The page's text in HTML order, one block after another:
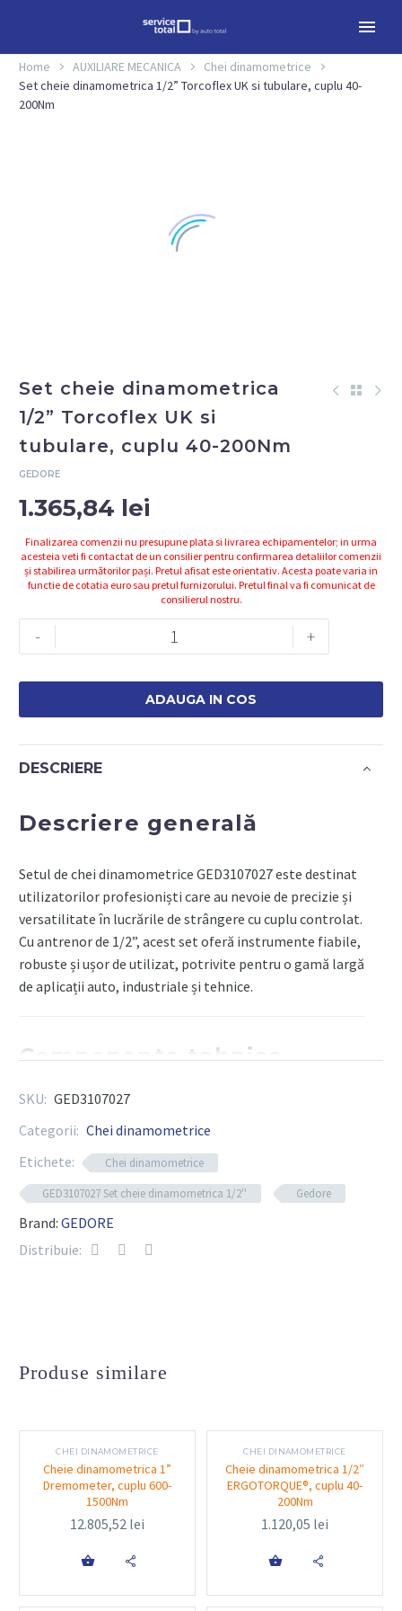
Home AUXILIARE MECANICA
Chei dinamometrice
Set cheie dinamometrica 1/2” Torcoflex UK si tubulare, cuplu 40-
200Nm
Set cheie dinamometrica
1/2” Torcoflex UK si
tubulare, cuplu 40-200Nm
GEDORE
1.365,84 lei
Finalizarea comenzii nu presupune plata si livrarea echipamentelor; in urma
acesteia veti fi contactat de un consilier pentru confirmarea detaliilor comenzii
și stabilirea următorilor pași. Pretul afisat este orientativ. Acesta poate varia in
functie de cotatia euro sau pretul furnizorului. Pretul final va fi comunicat de
consilierul nostru.
-
Cantitate
Set
1/2''
Torcoflex
UK
cuplu
200Nm
+
ADAUGA IN COS
DESCRIERE
Descriere generală
Setul de chei dinamometrice GED3107027 este destinat
utilizatorilor profesioniști care au nevoie de precizie și
versatilitate în lucrările de strângere cu cuplu controlat.
Cu antrenor de 1/2”, acest set oferă instrumente fiabile,
robuste și ușor de utilizat, potrivite pentru o gamă largă
de aplicații auto, industriale și tehnice.
Componente tehnice
Cod produs:
Marcă:GEDORE
Tip: Set chei dinamometrice
Antrenor:1/2″ (12.5 mm) pătrat
Interval cuplu:
componentele incluse în set
Ambalaj:Cutie de transport robustă, organizare
Funcționalitate și utilizare
Setul este ideal pentru:
Ateliere auto și industriale care solicită unelte
SKU: GED3107027
Categorii: Chei dinamometrice
Etichete:
Chei dinamometrice
GED3107027 Set cheie dinamometrica 1/2''
Gedore
Brand: GEDORE
Distribuie:
Produse similare
CHEI DINAMOMETRICE
Cheie dinamometrica 1”
Dremometer, cuplu 600-
1500Nm
12.805,52 lei

CHEI DINAMOMETRICE
Cheie dinamometrica 1/2″
ERGOTORQUE®, cuplu 40-
200Nm
1.120,05 lei
